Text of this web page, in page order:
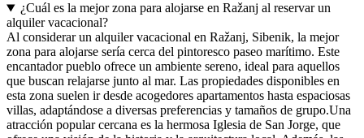
¿Cuál es la mejor zona para alojarse en Ražanj al reservar un
alquiler vacacional?
Al considerar un alquiler vacacional en Ražanj, Sibenik, la mejor
zona para alojarse sería cerca del pintoresco paseo marítimo. Este
encantador pueblo ofrece un ambiente sereno, ideal para aquellos
que buscan relajarse junto al mar. Las propiedades disponibles en
esta zona suelen ir desde acogedores apartamentos hasta espaciosas
villas, adaptándose a diversas preferencias y tamaños de grupo.Una
atracción popular cercana es la hermosa Iglesia de San Jorge, que